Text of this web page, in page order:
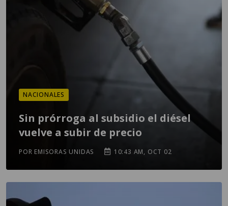
NACIONALES
Sin prórroga al subsidio el diésel
vuelve a subir de precio
POR EMISORAS UNIDAS 10:43 AM, OCT 02